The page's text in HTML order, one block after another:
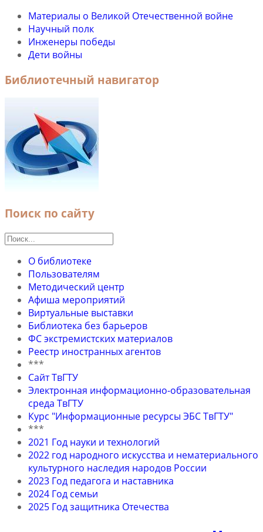
Материалы о Великой Отечественной войне
Научный полк
Инженеры победы
Дети войны
Библиотечный навигатор
Поиск по сайту
О библиотеке
Пользователям
Методический центр
Афиша мероприятий
Виртуальные выставки
Библиотека без барьеров
ФС экстремистских материалов
Реестр иностранных агентов
***
Сайт ТвГТУ
Электронная информационно-образовательная
среда ТвГТУ
Курс "Информационные ресурсы ЭБС ТвГТУ"
***
2021 Год науки и технологий
2022 год народного искусства и нематериального
культурного наследия народов России
2023 Год педагога и наставника
2024 Год семьи
2025 Год защитника Отечества